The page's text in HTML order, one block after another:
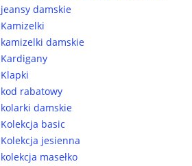
jeansy damskie
Kamizelki
kamizelki damskie
Kardigany
Klapki
kod rabatowy
kolarki damskie
Kolekcja basic
Kolekcja jesienna
kolekcja masełko